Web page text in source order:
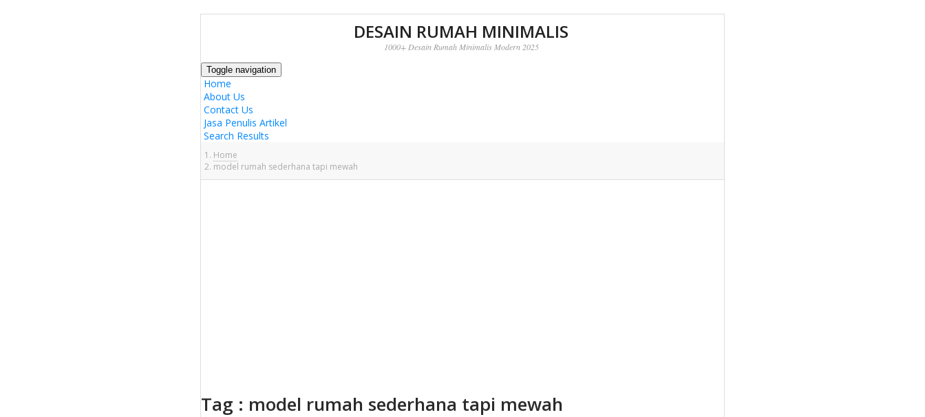
DESAIN RUMAH MINIMALIS
1000+ Desain Rumah Minimalis Modern 2025
Toggle navigation
Home
About Us
Contact Us
Jasa Penulis Artikel
Search Results
Home
model rumah sederhana tapi mewah
Tag : model rumah sederhana tapi mewah